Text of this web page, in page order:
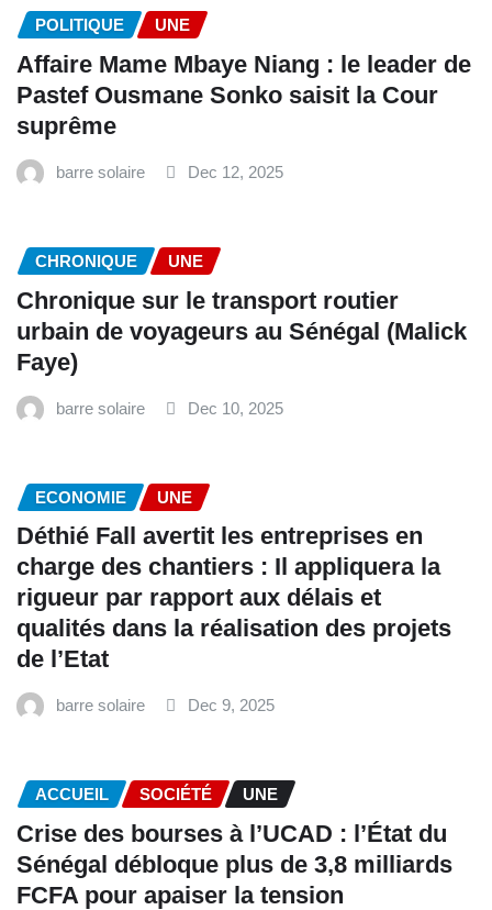
POLITIQUE UNE
Affaire Mame Mbaye Niang : le leader de
Pastef Ousmane Sonko saisit la Cour
suprême
barre solaire Dec 12, 2025
CHRONIQUE UNE
Chronique sur le transport routier
urbain de voyageurs au Sénégal (Malick
Faye)
barre solaire Dec 10, 2025
ECONOMIE UNE
Déthié Fall avertit les entreprises en
charge des chantiers : Il appliquera la
rigueur par rapport aux délais et
qualités dans la réalisation des projets
de l’Etat
barre solaire Dec 9, 2025
ACCUEIL SOCIÉTÉ UNE
Crise des bourses à l’UCAD : l’État du
Sénégal débloque plus de 3,8 milliards
FCFA pour apaiser la tension